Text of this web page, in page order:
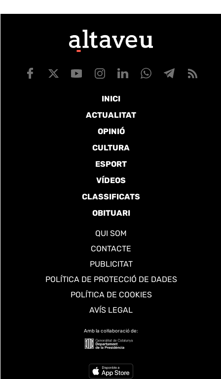
INICI
ACTUALITAT
OPINIÓ
CULTURA
ESPORT
VÍDEOS
CLASSIFICATS
OBITUARI
QUI SOM
CONTACTE
PUBLICITAT
POLÍTICA DE PROTECCIÓ DE DADES
POLÍTICA DE COOKIES
AVÍS LEGAL
Amb la col·laboració de: